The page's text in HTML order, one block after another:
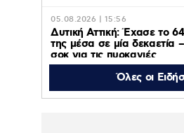
05.08.2026 | 15:56
Δυτική Αττική: Έχασε το
της μέσα σε μία δεκαετία
σοκ για τις πυρκαγιές
05.08.2026 | 15:47
«Τ’ αγόρια»: Η Έφη
Όλες οι